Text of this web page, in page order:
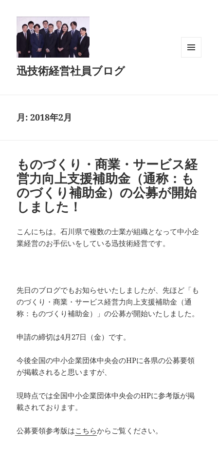
迅技術経営社員ブログ
月:2018年2月
ものづくり・商業・サービス経
営力向上支援補助金（通称：も
のづくり補助金）の公募が開始
しました！
こんにちは。石川県で複数の士業が組織となって中小企
業経営のお手伝いをしている迅技術経営です。
先日のブログでもお知らせいたしましたが、先ほど「も
のづくり・商業・サービス経営力向上支援補助金（通
称：ものづくり補助金）」の公募が開始いたしました。
申請の締切は4月27日（金）です。
今後全国の中小企業団体中央会のHPに各県の公募要領
が掲載されると思いますが、
現時点では全国中小企業団体中央会のHPに参考版が掲
載されております。
公募要領参考版はこちらからご覧ください。